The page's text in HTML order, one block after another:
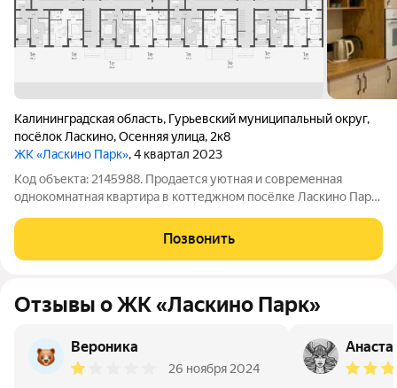
Калининградская область, Гурьевский муниципальный округ,
посёлок Ласкино,Осенняя улица, 2к8
ЖК «Ласкино Парк», 4 квартал 2023
Код объекта: 2145988. Продается уютная и современная
однокомнатная квартира в коттеджном посёлке Ласкино Парк.
Дом построен и сдан в эксплуатацию в 2024 году. Это то
место, где сочетаются
Позвонить
Отзывы о ЖК «Ласкино Парк»
Вероника
26 ноября 2024